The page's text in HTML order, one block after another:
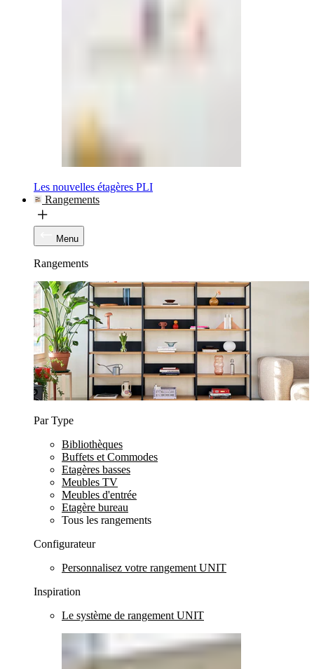
Les nouvelles étagères PLI
Rangements
Menu
Rangements
Par Type
Bibliothèques
Buffets et Commodes
Etagères basses
Meubles TV
Meubles d'entrée
Etagère bureau
Tous les rangements
Configurateur
Personnalisez votre rangement UNIT
Inspiration
Le système de rangement UNIT